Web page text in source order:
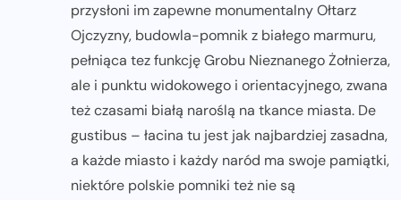
przysłoni im zapewne monumentalny Ołtarz
Ojczyzny, budowla-pomnik z białego marmuru,
pełniąca tez funkcję Grobu Nieznanego Żołnierza,
ale i punktu widokowego i orientacyjnego, zwana
też czasami białą naroślą na tkance miasta. De
gustibus – łacina tu jest jak najbardziej zasadna,
a każde miasto i każdy naród ma swoje pamiątki,
niektóre polskie pomniki też nie są